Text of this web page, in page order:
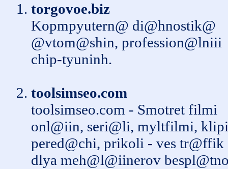
torgovoe.biz
Kopmpyutern@ dі@hnostik@
@vtom@shin, profession@lniii
chip-tyuninh.
toolsimseo.com
toolsimseo.com - Smotret filmi
onl@iin, seri@li, myltfilmi,
pered@chi, prikoli - ves tr@ffik
dlya meh@l@iinerov